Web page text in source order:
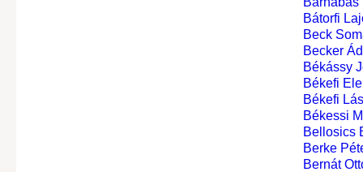
Bátorfi
Beck
Becker
Békássy
Békefi
Békefi
Békessi
Bellosics
Berke
Bernát